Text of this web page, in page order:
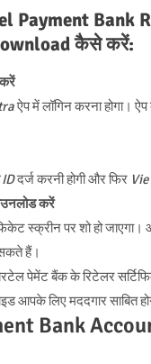
Payment Bank
कैसे करें:
ऐप में लॉगिन करना होगा।
दर्ज करनी होगी और फिर
करें
स्क्रीन पर शो हो
हैं।
पेमेंट बैंक के रिटेलर
आपके लिए मददगार साबित
Bank